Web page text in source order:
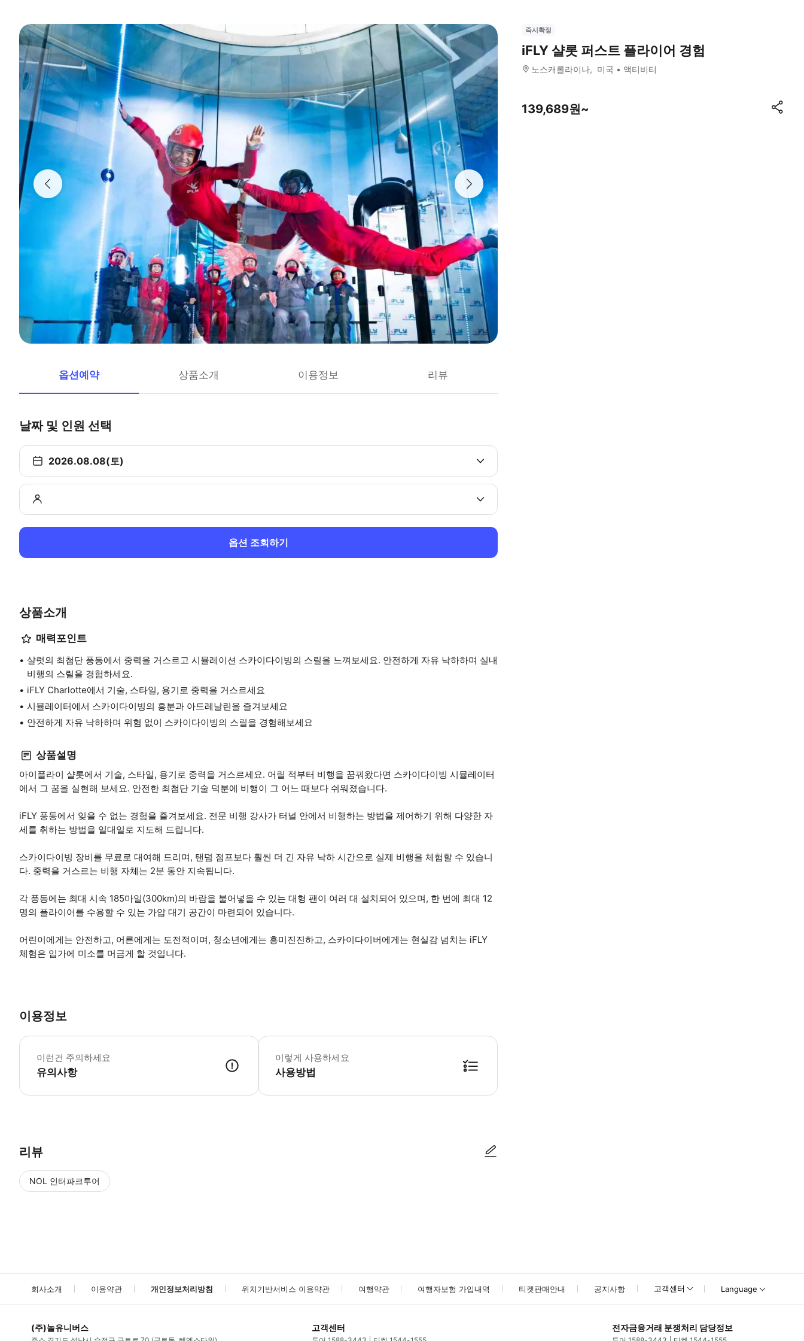
옵션예약 상품소개 이용정보 리뷰
날짜 및 인원 선택
2026.08.08(토)
옵션 조회하기
상품소개
매력포인트
샬럿의 최첨단 풍동에서 중력을 거스르고 시뮬레이션 스카이다이빙의 스릴을 느껴보세요. 안전하게 자유 낙하하며 실내
비행의 스릴을 경험하세요.
iFLY Charlotte에서 기술, 스타일, 용기로 중력을 거스르세요
시뮬레이터에서 스카이다이빙의 흥분과 아드레날린을 즐겨보세요
안전하게 자유 낙하하며 위험 없이 스카이다이빙의 스릴을 경험해보세요
상품설명
아이플라이 샬롯에서 기술, 스타일, 용기로 중력을 거스르세요. 어릴 적부터 비행을 꿈꿔왔다면 스카이다이빙 시뮬레이터
에서 그 꿈을 실현해 보세요. 안전한 최첨단 기술 덕분에 비행이 그 어느 때보다 쉬워졌습니다.
iFLY 풍동에서 잊을 수 없는 경험을 즐겨보세요. 전문 비행 강사가 터널 안에서 비행하는 방법을 제어하기 위해 다양한 자
세를 취하는 방법을 일대일로 지도해 드립니다.
스카이다이빙 장비를 무료로 대여해 드리며, 탠덤 점프보다 훨씬 더 긴 자유 낙하 시간으로 실제 비행을 체험할 수 있습니
다. 중력을 거스르는 비행 자체는 2분 동안 지속됩니다.
각 풍동에는 최대 시속 185마일(300km)의 바람을 불어넣을 수 있는 대형 팬이 여러 대 설치되어 있으며, 한 번에 최대 12
명의 플라이어를 수용할 수 있는 가압 대기 공간이 마련되어 있습니다.
어린이에게는 안전하고, 어른에게는 도전적이며, 청소년에게는 흥미진진하고, 스카이다이버에게는 현실감 넘치는 iFLY
체험은 입가에 미소를 머금게 할 것입니다.
이용정보
이런건 주의하세요
유의사항
- 전단지는 만 3세 이상이어야 합니다. - 체중이 260-300파운드인 승객은 비행이 불가능할 수 있습니다. 전단지의 수용 가능 여부 및 추가 제한 사항 적용
이렇게 사용하세요
사용방법
리뷰
NOL 인터파크투어
즉시확정
iFLY 샬롯 퍼스트 플라이어 경험
노스캐롤라이나 미국 액티비티
139,689원~
회사소개 이용약관 개인정보처리방침 위치기반서비스 이용약관 여행약관 여행자보험 가입내역 티켓판매안내 공지사항 고객센터 Language
(주)놀유니버스 고객센터 전자금융거래 분쟁처리 담당정보